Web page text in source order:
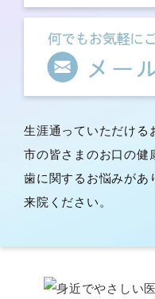
生涯通っていただける
市の皆さまのお口の健
歯に関するお悩みがあ
来院ください。